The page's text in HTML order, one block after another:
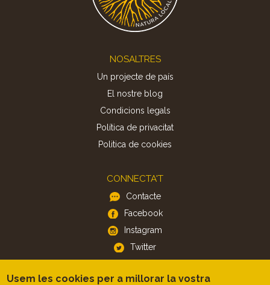
NOSALTRES
Un projecte de país
El nostre blog
Condicions legals
Política de privacitat
Politica de cookies
CONNECTA'T
Contacte
Facebook
Instagram
Twitter
APP
Usem les cookies per a millorar la vostra